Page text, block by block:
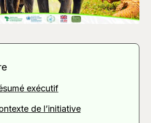
exécutif
de l’initiative